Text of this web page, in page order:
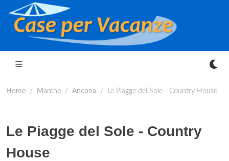
Home Marche Ancona Le Piagge del Sole - Country House
Le Piagge del Sole - Country
House